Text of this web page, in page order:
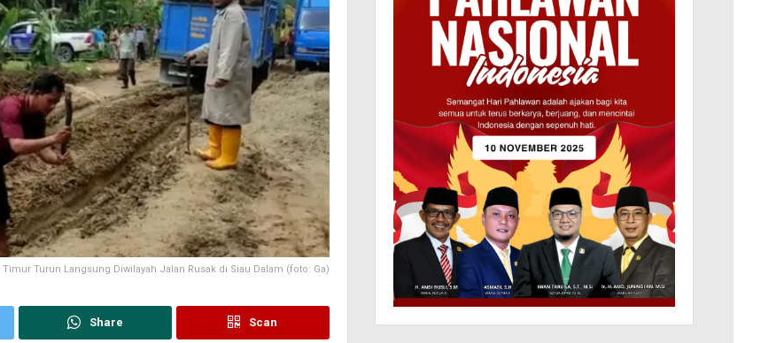
Turun Langsung Diwilayah Jalan Rusak di Siau Dalam (foto: Ga)
Share Scan